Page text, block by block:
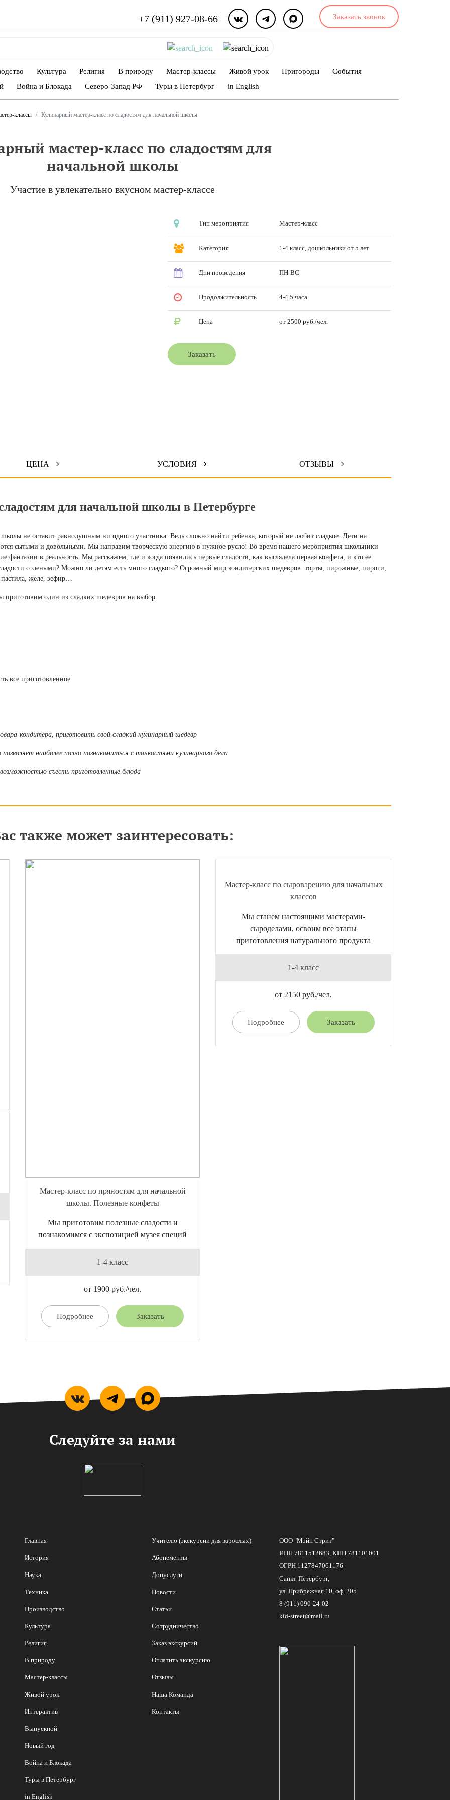
+7 (911) 927-08-66 Заказать звонок
Культура Религия В природу Мастер-классы Живой урок Пригороды
События
Война и Блокада Северо-Запад РФ Туры в Петербург in English
классы Кулинарный мастер-класс по сладостям для начальной школы
мастер-класс по сладостям для
начальной школы
Участие в увлекательно вкусном мастер-классе
Тип мероприятия Мастер-класс
Категория 1-4 класс, дошкольники от 5 лет
Дни проведения ПН-ВС
Продолжительность 4-4.5 часа
Цена от 2500 руб./чел.
Заказать
ЦЕНА УСЛОВИЯ ОТЗЫВЫ
для начальной школы в Петербурге
не оставит равнодушным ни одного участника. Ведь сложно найти ребенка, который не любит сладкое. Дети на
сытыми и довольными. Мы направим творческую энергию в нужное русло! Во время нашего мероприятия школьники
фантазии в реальность. Мы расскажем, где и когда появились первые сладости; как выглядела первая конфета, и кто ее
солеными? Можно ли детям есть много сладкого? Огромный мир кондитерских шедевров: торты, пирожные, пироги,
желе, зефир…
приготовим один из сладких шедевров на выбор:
все приготовленное.
кондитера, приготовить свой сладкий кулинарный шедевр
наиболее полно познакомиться с тонкостями кулинарного дела
съесть приготовленные блюда
также может заинтересовать:
Мастер-класс по пряностям для начальной
школы. Полезные конфеты
Мы приготовим полезные сладости и
познакомимся с экспозицией музея специй
1-4 класс
от 1900 руб./чел.
Подробнее Заказать
Мастер-класс по сыроварению для начальных
классов
Мы станем настоящими мастерами-
сыроделами, освоим все этапы
приготовления натурального продукта
1-4 класс
от 2150 руб./чел.
Подробнее Заказать
Следуйте за нами
Главная
История
Наука
Техника
Производство
Культура
Религия
В природу
Мастер-классы
Живой урок
Интерактив
Выпускной
Новый год
Война и Блокада
Туры в Петербург
in English
Учителю (экскурсии для взрослых)
Абонементы
Допуслуги
Новости
Статьи
Сотрудничество
Заказ экскурсий
Оплатить экскурсию
Отзывы
Наша Команда
Контакты
ООО "Мэйн Стрит"
ИНН 7811512683, КПП 781101001
ОГРН 1127847061176
Санкт-Петербург,
ул. Прибрежная 10, оф. 205
8 (911) 090-24-02
kid-street@mail.ru